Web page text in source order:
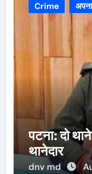
Crime
पटना: दो
थानेदार
dnv md